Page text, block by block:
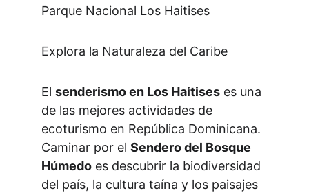
Parque Nacional Los Haitises
Explora la Naturaleza del Caribe
El senderismo en Los Haitises es una
de las mejores actividades de
ecoturismo en República Dominicana.
Caminar por el Sendero del Bosque
Húmedo es descubrir la biodiversidad
del país, la cultura taína y los paisajes